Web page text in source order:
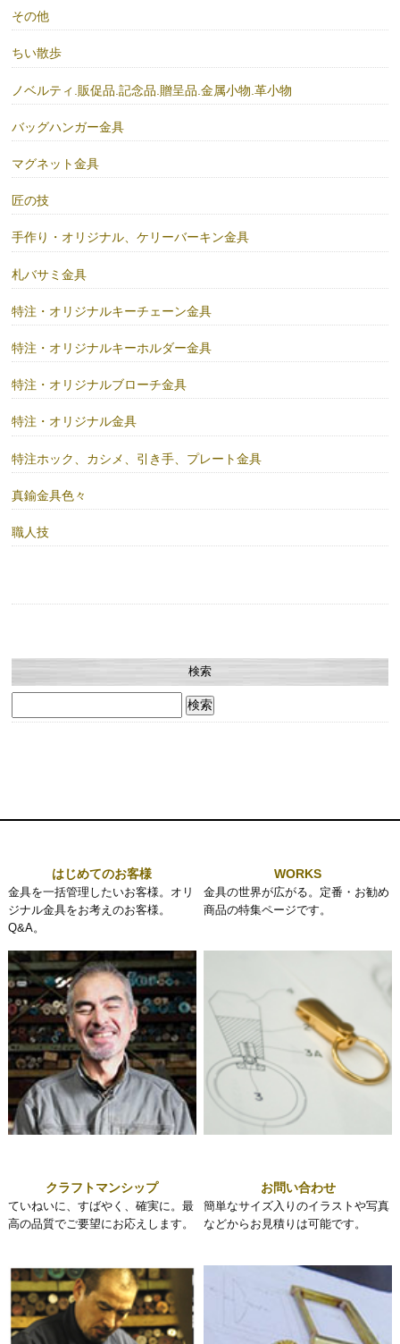
その他
ちい散歩
ノベルティ.販促品.記念品.贈呈品.金属小物.革小物
バッグハンガー金具
マグネット金具
匠の技
手作り・オリジナル、ケリーバーキン金具
札バサミ金具
特注・オリジナルキーチェーン金具
特注・オリジナルキーホルダー金具
特注・オリジナルブローチ金具
特注・オリジナル金具
特注ホック、カシメ、引き手、プレート金具
真鍮金具色々
職人技
検索
索:
はじめてのお客様
金具を一括管理したいお客様。オリ
ジナル金具をお考えのお客様。
Q&A。
WORKS
金具の世界が広がる。定番・お勧め
商品の特集ページです。
クラフトマンシップ
ていねいに、すばやく、確実に。最
高の品質でご要望にお応えします。
お問い合わせ
簡単なサイズ入りのイラストや写真
などからお見積りは可能です。